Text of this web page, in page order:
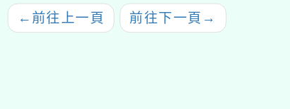
案
← 前往上一頁 前往下一頁 →